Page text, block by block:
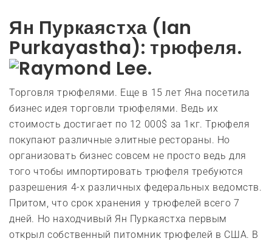
Ян Пуркаястха (Ian
Purkayastha): трюфеля.
Торговля трюфелями. Еще в 15 лет Яна посетила
бизнес идея торговли трюфелями. Ведь их
стоимость достигает по 12 000$ за 1кг. Трюфеля
покупают различные элитные рестораны. Но
организовать бизнес совсем не просто ведь для
того чтобы импортировать трюфеля требуются
разрешения 4-х различных федеральных ведомств.
Притом, что срок хранения у трюфелей всего 7
дней. Но находчивый Ян Пуркаястха первым
открыл собственный питомник трюфелей в США. В